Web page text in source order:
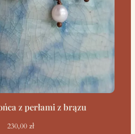
z perłami z brązu
230,00 zł